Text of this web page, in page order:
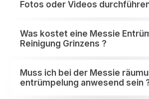
Fotos oder Videos
Was kostet eine Messie
Reinigung Grinzens ?
Muss ich bei der Messie
entrümpelung anwesend sein